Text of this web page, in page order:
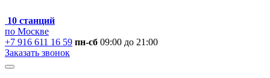
10 станций
по Москве
+7 916 611 16 59 пн-сб 09:00 до 21:00
Заказать звонок